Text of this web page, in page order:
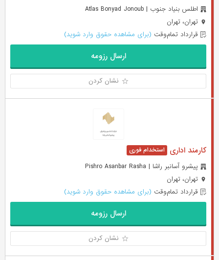
اطلس بنیاد جنوب | Atlas Bonyad Jonoub
تهران، تهران
قرارداد تمام‌وقت (برای مشاهده حقوق وارد شوید)
ارسال رزومه
نشان کردن
کارمند اداری
پیشرو آسانبر راشا | Pishro Asanbar Rasha
تهران، تهران
قرارداد تمام‌وقت (برای مشاهده حقوق وارد شوید)
ارسال رزومه
نشان کردن